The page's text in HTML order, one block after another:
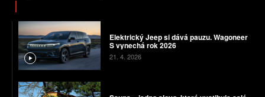
Elektrický Jeep si dává pauzu. Wagoneer
S vynechá rok 2026
21. 4. 2026